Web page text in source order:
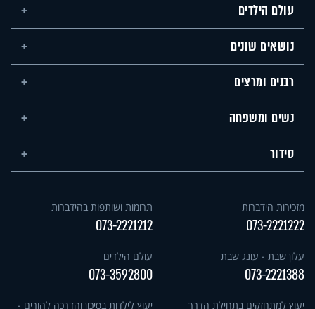
עולם הילדים
נושאים שונים
רבנים ומרצים
נשים ומשפחה
סידור
מזכירות הידברות
073-2221222
תרומות ושותפות בהידברות
073-2221212
עלון שבת - עונג שבת
073-2221388
עולם הילדים
073-3592800
יעוץ למתחזקים בתחילת הדרך
יעוץ לילדות בסיכון והדרכה להורים -